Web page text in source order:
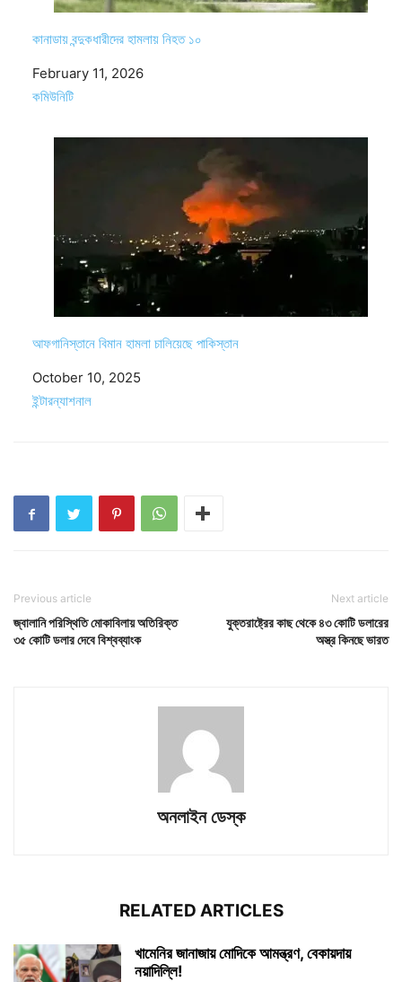
কানাডায় বন্দুকধারীদের হামলায় নিহত ১০
Date
February 11, 2026
In relation to
কমিউনিটি
আফগানিস্তানে বিমান হামলা চালিয়েছে পাকিস্তান
Date
October 10, 2025
In relation to
ইন্টারন্যাশনাল
Previous article
জ্বালানি পরিস্থিতি মোকাবিলায় অতিরিক্ত
৩৫ কোটি ডলার দেবে বিশ্বব্যাংক
Next article
যুক্তরাষ্ট্রের কাছ থেকে ৪৩ কোটি ডলারের
অস্ত্র কিনছে ভারত
অনলাইন ডেস্ক
RELATED ARTICLES
খামেনির জানাজায় মোদিকে আমন্ত্রণ, বেকায়দায়
নয়াদিল্লি!